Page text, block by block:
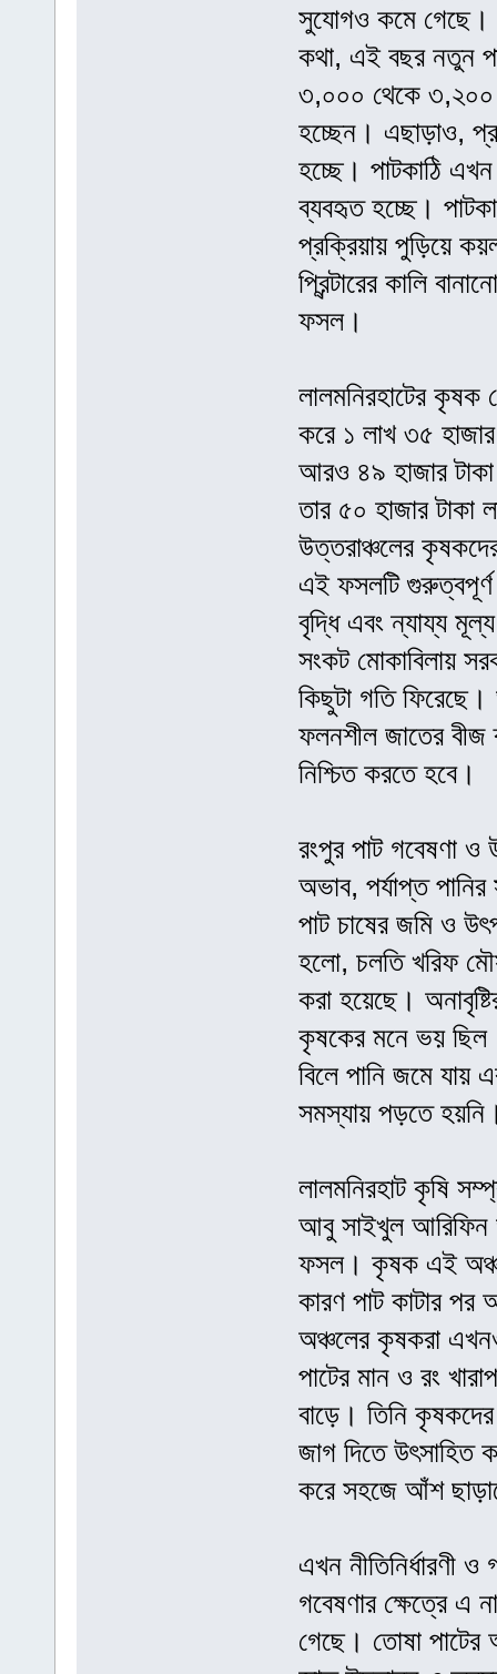
সুযোগও কমে গেছে।
কথা, এই বছর নতুন
৩,০০০ থেকে ৩,২০০
হচ্ছেন। এছাড়াও,
হচ্ছে। পাটকাঠি এখন
ব্যবহৃত হচ্ছে।
প্রক্রিয়ায় পুড়িয়ে
প্রিন্টারের কালি
ফসল।
লালমনিরহাটের
করে ১ লাখ ৩৫
আরও ৪৯ হাজার
তার ৫০ হাজার
উত্তরাঞ্চলের
এই ফসলটি
বৃদ্ধি এবং ন্যায্য
সংকট মোকাবিলায়
কিছুটা গতি
ফলনশীল জাতের বীজ
নিশ্চিত করতে হবে।
রংপুর পাট গবেষণা ও
অভাব, পর্যাপ্ত
পাট চাষের জমি ও
হলো, চলতি খরিফ
করা হয়েছে।
কৃষকের মনে ভয়
বিলে পানি জমে যায়
সমস্যায় পড়তে
লালমনিরহাট কৃষি
আবু সাইখুল আরিফিন
ফসল। কৃষক এই
কারণ পাট কাটার পর
অঞ্চলের কৃষকরা
পাটের মান ও রং
বাড়ে। তিনি কৃষকদের
জাগ দিতে উৎসাহিত
করে সহজে আঁশ
এখন নীতিনির্ধারণী
গবেষণার ক্ষেত্রে এ
গেছে। তোষা পাটের